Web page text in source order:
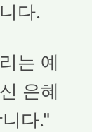
다.
는 예
은혜
다."